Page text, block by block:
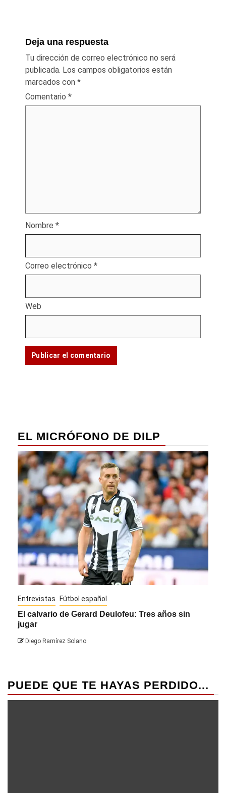
Deja una respuesta
Tu dirección de correo electrónico no será
publicada. Los campos obligatorios están
marcados con *
Comentario *
Nombre *
Correo electrónico *
Web
EL MICRÓFONO DE DILP
Entrevistas Fútbol español
El calvario de Gerard Deulofeu: Tres años sin
jugar
Diego Ramírez Solano
PUEDE QUE TE HAYAS PERDIDO...